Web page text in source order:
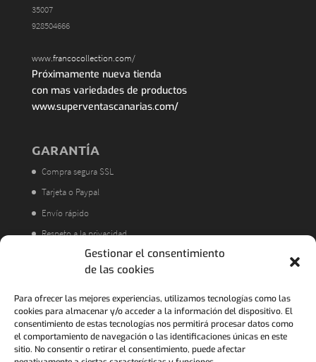
Gestionar el consentimiento
de las cookies
Para ofrecer las mejores experiencias, utilizamos tecnologías como las
cookies para almacenar y/o acceder a la información del dispositivo. El
consentimiento de estas tecnologías nos permitirá procesar datos como
el comportamiento de navegación o las identificaciones únicas en este
sitio. No consentir o retirar el consentimiento, puede afectar
35007
928504666
www.francocollection.com/
Próximamente nueva tienda
con mas variedades de productos
www.superventascanarias.com/
GARANTÍA
Compra segura SSL
Tarjeta o Paypal
Envío rápido
Respeto a la privacidad
Atención al cliente
Acorde a la LOPD
Política de Devoluciones